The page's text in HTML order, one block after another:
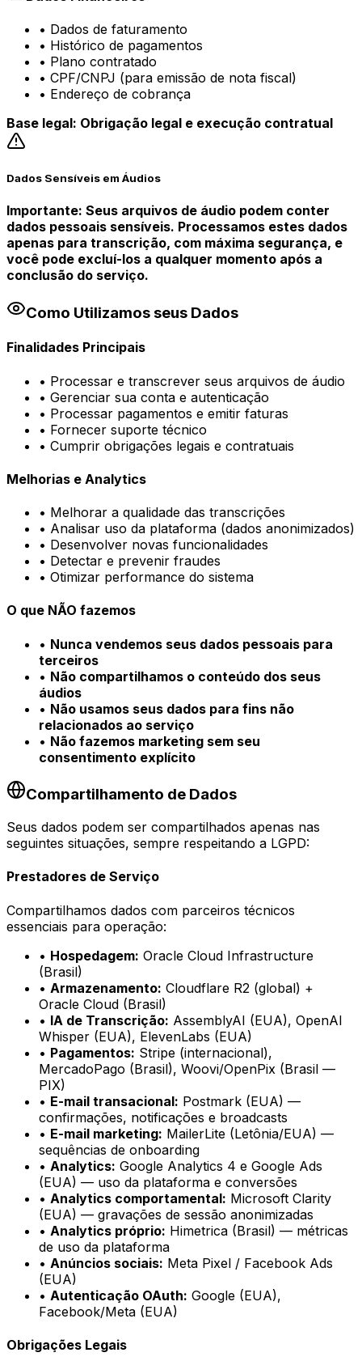
• Dados de faturamento
• Histórico de pagamentos
• Plano contratado
• CPF/CNPJ (para emissão de nota fiscal)
• Endereço de cobrança
Base legal: Obrigação legal e execução contratual
Dados Sensíveis em Áudios
Importante: Seus arquivos de áudio podem conter
dados pessoais sensíveis. Processamos estes dados
apenas para transcrição, com máxima segurança, e
você pode excluí-los a qualquer momento após a
conclusão do serviço.
Como Utilizamos seus Dados
Finalidades Principais
• Processar e transcrever seus arquivos de áudio
• Gerenciar sua conta e autenticação
• Processar pagamentos e emitir faturas
• Fornecer suporte técnico
• Cumprir obrigações legais e contratuais
Melhorias e Analytics
• Melhorar a qualidade das transcrições
• Analisar uso da plataforma (dados anonimizados)
• Desenvolver novas funcionalidades
• Detectar e prevenir fraudes
• Otimizar performance do sistema
O que NÃO fazemos
• Nunca vendemos seus dados pessoais para
terceiros
• Não compartilhamos o conteúdo dos seus
áudios
• Não usamos seus dados para fins não
relacionados ao serviço
• Não fazemos marketing sem seu
consentimento explícito
Compartilhamento de Dados
Seus dados podem ser compartilhados apenas nas
seguintes situações, sempre respeitando a LGPD:
Prestadores de Serviço
Compartilhamos dados com parceiros técnicos
essenciais para operação:
• Hospedagem: Oracle Cloud Infrastructure
(Brasil)
• Armazenamento: Cloudflare R2 (global) +
Oracle Cloud (Brasil)
• IA de Transcrição: AssemblyAI (EUA), OpenAI
Whisper (EUA), ElevenLabs (EUA)
• Pagamentos: Stripe (internacional),
MercadoPago (Brasil), Woovi/OpenPix (Brasil —
PIX)
• E-mail transacional: Postmark (EUA) —
confirmações, notificações e broadcasts
• E-mail marketing: MailerLite (Letônia/EUA) —
sequências de onboarding
• Analytics: Google Analytics 4 e Google Ads
(EUA) — uso da plataforma e conversões
• Analytics comportamental: Microsoft Clarity
(EUA) — gravações de sessão anonimizadas
• Analytics próprio: Himetrica (Brasil) — métricas
de uso da plataforma
• Anúncios sociais: Meta Pixel / Facebook Ads
(EUA)
• Autenticação OAuth: Google (EUA),
Facebook/Meta (EUA)
Obrigações Legais